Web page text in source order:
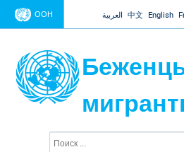
Jump to
ООН العربية 中文 English